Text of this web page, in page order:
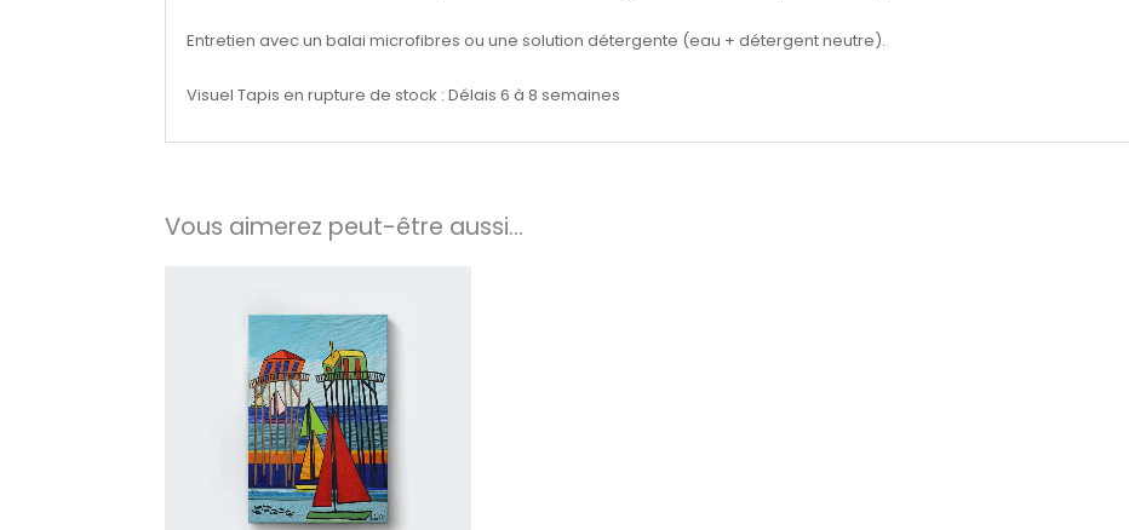
Entretien avec un balai microfibres ou une solution détergente (eau + détergent neutre).
Visuel Tapis en rupture de stock : Délais 6 à 8 semaines
Vous aimerez peut-être aussi…
35.00€